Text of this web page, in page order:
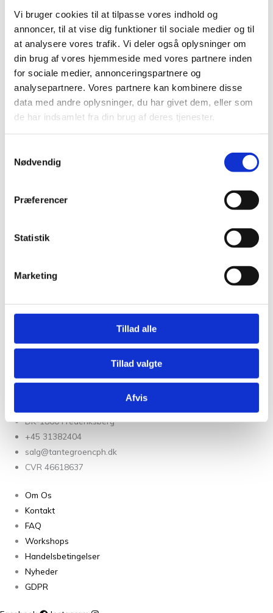
Vi bruger cookies til at tilpasse vores indhold og
annoncer, til at vise dig funktioner til sociale medier og til
at analysere vores trafik. Vi deler også oplysninger om
din brug af vores hjemmeside med vores partnere inden
for sociale medier, annonceringspartnere og
analysepartnere. Vores partnere kan kombinere disse
data med andre oplysninger, du har givet dem, eller som
de har indsamlet fra din brug af deres tjenester.
Nødvendig
Præferencer
Statistik
Marketing
Tillad alle
Tillad valgte
Afvis
Permin Elise i 90% bomuld og 10% cashmere
Permin Elise Turkis 1114
kr.36,00 Tilføj til kurv
Permin Elise i 90% bomuld og 10% cashmere
Permin Elise Jade 1113
Udsolgt
Permin Elise Powder 1112
Permin Elise Offwhite 1109
Permin Elise i 90% bomuld og 10% cashmere
Permin Elise White 1110
Tilføj til kurv
DK-1860 Frederiksberg
+45 31382404
salg@tantegroencph.dk
CVR 46618637
Om Os
Kontakt
FAQ
Workshops
Handelsbetingelser
Nyheder
GDPR